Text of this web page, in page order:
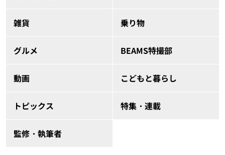
雑貨 乗り物
グルメ BEAMS特撮部
動画 こどもと暮らし
トピックス 特集・連載
監修・執筆者